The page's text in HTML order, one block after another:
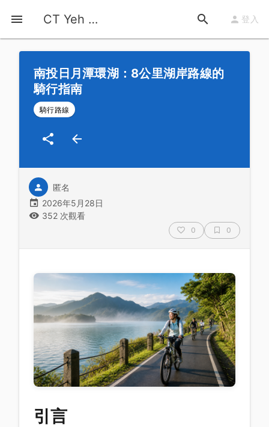
CT Yeh 公路車基地 登入
首頁 運動知識
南投日月潭環湖：8公里湖岸路線的
騎行指南
騎行路線
匿名
2026年5月28日
352 次觀看
0 0
引言